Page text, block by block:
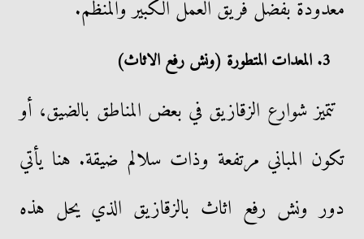
معدودة بفضل فريق العمل الكبير والمنظم.
3. المعدات المتطورة (ونش رفع الاثاث)
تتميز شوارع الزقازيق في بعض المناطق بالضيق، أو
تكون المباني مرتفعة وذات سلالم ضيقة. هنا يأتي
دور ونش رفع اثاث بالزقازيق الذي يحل هذه